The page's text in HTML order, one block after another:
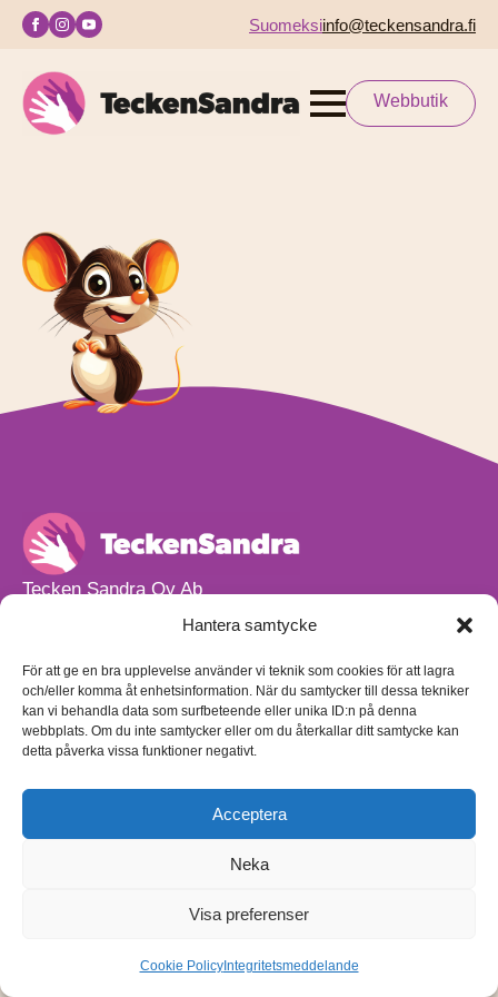
Hantera samtycke
För att ge en bra upplevelse använder vi teknik som cookies för att lagra
och/eller komma åt enhetsinformation. När du samtycker till dessa tekniker
kan vi behandla data som surfbeteende eller unika ID:n på denna
webbplats. Om du inte samtycker eller om du återkallar ditt samtycke kan
detta påverka vissa funktioner negativt.
Acceptera
Neka
Visa preferenser
Cookie PolicyIntegritetsmeddelande
Suomeksiinfo@teckensandra.fi
Webbutik
Tecken Sandra Oy Ab
info@teckensandra.fi
Vårt verksamhetsutrymme HÖRNAN ligger i Sibbo.
Torpvägen 9 B 13,
01150 Söderkulla
Beställnings- och leveransvillkor
Sekretesspolicy
(på finska)